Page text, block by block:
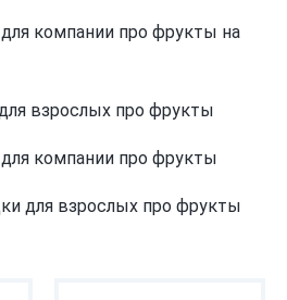
компании про фрукты на
взрослых про фрукты
компании про фрукты
для взрослых про фрукты